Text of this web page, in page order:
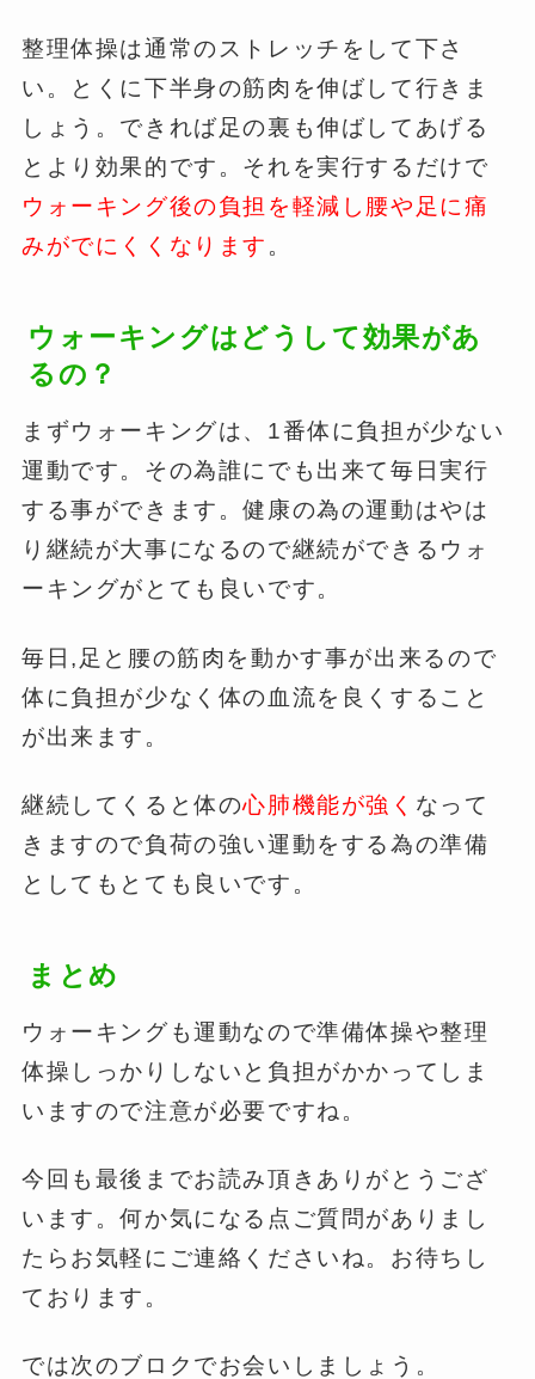
整理体操は通常のストレッチをして下さ
い。とくに下半身の筋肉を伸ばして行きま
しょう。できれば足の裏も伸ばしてあげる
とより効果的です。それを実行するだけで
ウォーキング後の負担を軽減し腰や足に痛
みがでにくくなります 。
ウォーキングはどうして効果があ
るの？
まずウォーキングは、1番体に負担が少ない
運動です。その為誰にでも出来て毎日実行
する事ができます。健康の為の運動はやは
り継続が大事になるので継続ができるウォ
ーキングがとても良いです。
毎日,足と腰の筋肉を動かす事が出来るので
体に負担が少なく体の血流を良くすること
が出来ます。
継続してくると体の心肺機能が強く なって
きますので負荷の強い運動をする為の準備
としてもとても良いです。
まとめ
ウォーキングも運動なので準備体操や整理
体操しっかりしないと負担がかかってしま
いますので注意が必要ですね。
今回も最後までお読み頂きありがとうござ
います。何か気になる点ご質問がありまし
たらお気軽にご連絡くださいね。お待ちし
ております。
では次のブロクでお会いしましょう。